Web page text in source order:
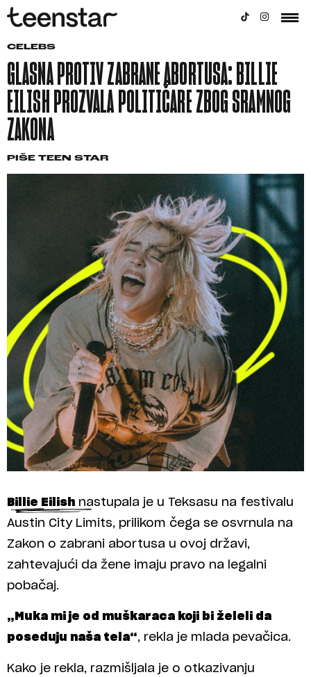
CELEBS
GLASNA PROTIV ZABRANE ABORTUSA: BILLIE
EILISH PROZVALA POLITIČARE ZBOG SRAMNOG
ZAKONA
PIŠE TEEN STAR
Billie Eilish nastupala je u Teksasu na festivalu
Austin City Limits, prilikom čega se osvrnula na
Zakon o zabrani abortusa u ovoj državi,
zahtevajući da žene imaju pravo na legalni
pobačaj.
„Muka mi je od muškaraca koji bi želeli da
poseduju naša tela“, rekla je mlada pevačica.
Kako je rekla, razmišljala je o otkazivanju